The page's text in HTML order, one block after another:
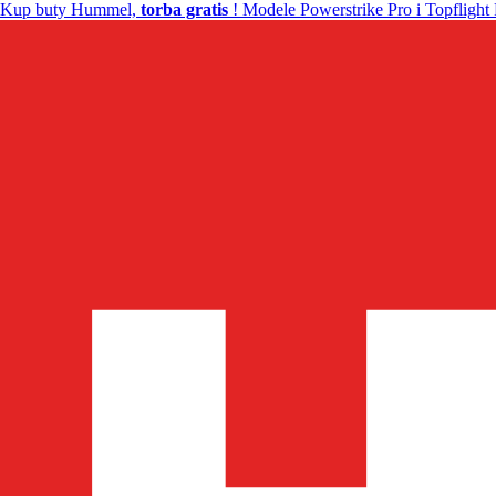
Kup buty Hummel, torba gratis ! Modele Powerstrike Pro i Topflight